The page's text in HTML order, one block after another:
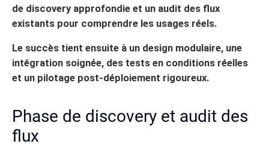
de discovery approfondie et un audit des flux
existants pour comprendre les usages réels.
Le succès tient ensuite à un design modulaire, une
intégration soignée, des tests en conditions réelles
et un pilotage post-déploiement rigoureux.
Phase de discovery et audit des
flux